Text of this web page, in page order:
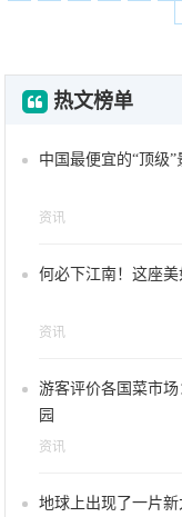
热文榜单
中国最便宜的“顶级
资讯
何必下江南！这座美
资讯
游客评价各国菜市
园
资讯
地球上出现了一片